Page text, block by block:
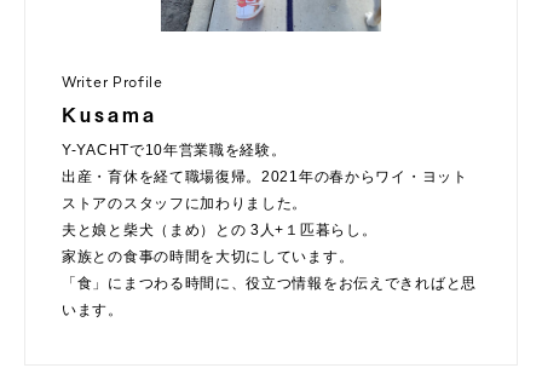
Writer Profile
Kusama
Y-YACHTで10年営業職を経験。
出産・育休を経て職場復帰。2021年の春からワイ・ヨット
ストアのスタッフに加わりました。
夫と娘と柴犬（まめ）との 3人+１匹暮らし。
家族との食事の時間を大切にしています。
「食」にまつわる時間に、役立つ情報をお伝えできればと思
います。